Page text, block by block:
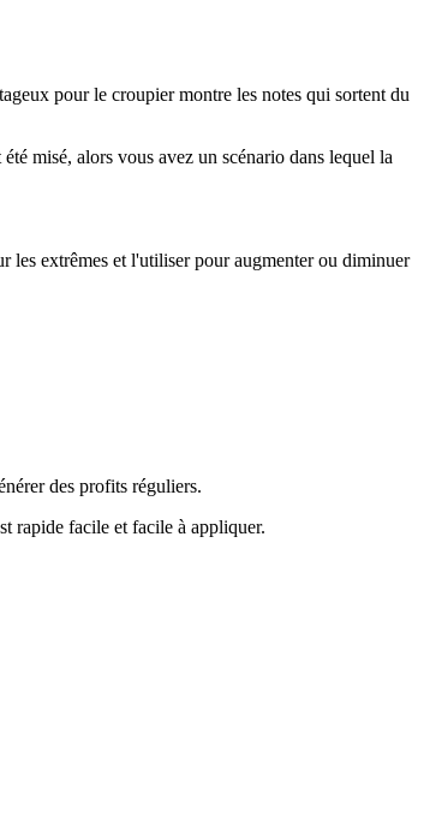
pour le croupier montre les notes qui sortent du
misé, alors vous avez un scénario dans lequel la
les extrêmes et l'utiliser pour augmenter ou diminuer
des profits réguliers.
rapide facile et facile à appliquer.